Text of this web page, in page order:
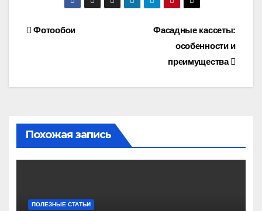
Навигация
записям
Фасадные кассеты:
особенности и
преимущества
Фотообои
Похожая запись
ПОЛЕЗНЫЕ СТАТЬИ